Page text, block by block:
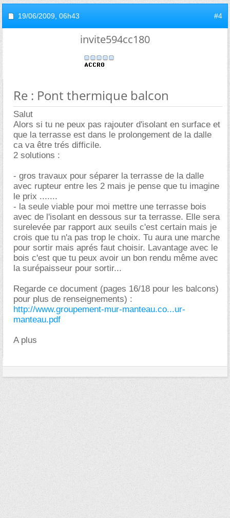
19/06/2009, 06h43 #4
invite594cc180
Re : Pont thermique balcon
Salut
Alors si tu ne peux pas rajouter d'isolant en surface et
que la terrasse est dans le prolongement de la dalle
ca va être trés difficile.
2 solutions :
- gros travaux pour séparer la terrasse de la dalle
avec rupteur entre les 2 mais je pense que tu imagine
le prix .......
- la seule viable pour moi mettre une terrasse bois
avec de l'isolant en dessous sur ta terrasse. Elle sera
surelevée par rapport aux seuils c'est certain mais je
crois que tu n'a pas trop le choix. Tu aura une marche
pour sortir mais aprés faut choisir. Lavantage avec le
bois c'est que tu peux avoir un bon rendu même avec
la surépaisseur pour sortir...
Regarde ce document (pages 16/18 pour les balcons)
pour plus de renseignements) :
http://www.groupement-mur-manteau.co...ur-
manteau.pdf
A plus